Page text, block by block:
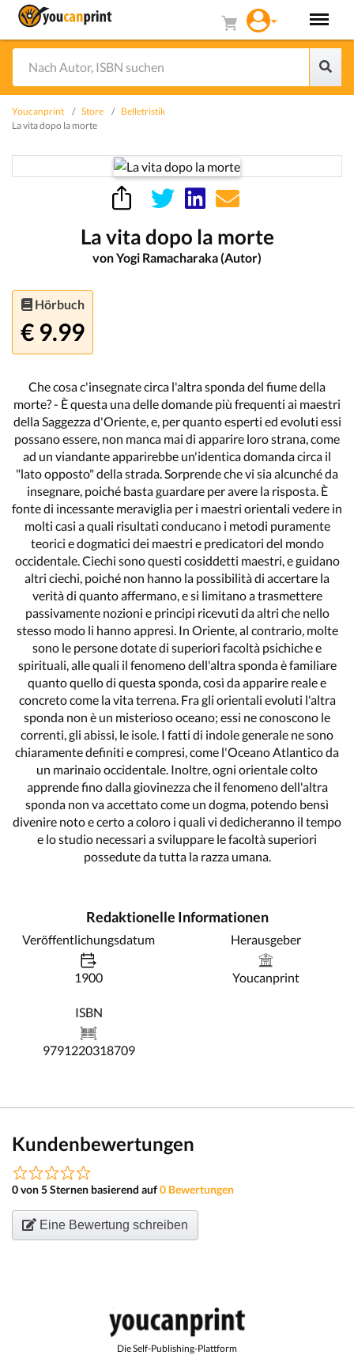
Youcanprint Store
Belletristik
La vita dopo la morte
La vita dopo la morte
von Yogi Ramacharaka (Autor)
Hörbuch
€ 9.99
Che cosa c'insegnate circa l'altra sponda del fiume della
morte? - È questa una delle domande più frequenti ai maestri
della Saggezza d'Oriente, e, per quanto esperti ed evoluti essi
possano essere, non manca mai di apparire loro strana, come
ad un viandante apparirebbe un'identica domanda circa il
"lato opposto" della strada. Sorprende che vi sia alcunché da
insegnare, poiché basta guardare per avere la risposta. È
fonte di incessante meraviglia per i maestri orientali vedere in
molti casi a quali risultati conducano i metodi puramente
teorici e dogmatici dei maestri e predicatori del mondo
occidentale. Ciechi sono questi cosiddetti maestri, e guidano
altri ciechi, poiché non hanno la possibilità di accertare la
verità di quanto affermano, e si limitano a trasmettere
passivamente nozioni e principi ricevuti da altri che nello
stesso modo li hanno appresi. In Oriente, al contrario, molte
sono le persone dotate di superiori facoltà psichiche e
spirituali, alle quali il fenomeno dell'altra sponda è familiare
quanto quello di questa sponda, così da apparire reale e
concreto come la vita terrena. Fra gli orientali evoluti l'altra
sponda non è un misterioso oceano; essi ne conoscono le
correnti, gli abissi, le isole. I fatti di indole generale ne sono
chiaramente definiti e compresi, come l'Oceano Atlantico da
un marinaio occidentale. Inoltre, ogni orientale colto
apprende fino dalla giovinezza che il fenomeno dell'altra
sponda non va accettato come un dogma, potendo bensì
divenire noto e certo a coloro i quali vi dedicheranno il tempo
e lo studio necessari a sviluppare le facoltà superiori
possedute da tutta la razza umana.
Redaktionelle Informationen
Veröffentlichungsdatum
1900
Herausgeber
Youcanprint
ISBN
9791220318709
Kundenbewertungen
0 von 5 Sternen basierend auf0 Bewertungen
Eine Bewertung schreiben
Die Self-Publishing-Plattform